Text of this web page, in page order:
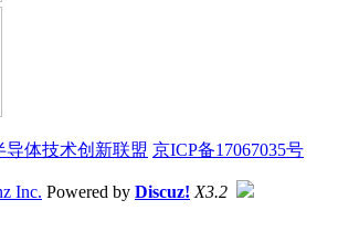
体技术创新联盟 京ICP备17067035号
Inc. Powered by Discuz! X3.2